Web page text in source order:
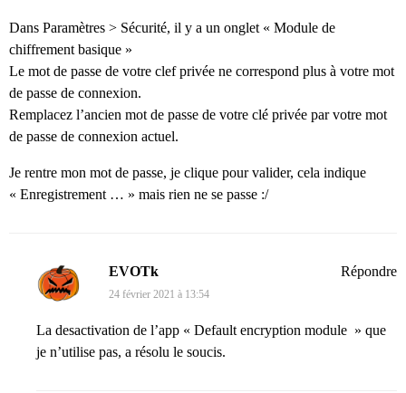
Dans Paramètres > Sécurité, il y a un onglet « Module de
chiffrement basique »
Le mot de passe de votre clef privée ne correspond plus à votre mot
de passe de connexion.
Remplacez l’ancien mot de passe de votre clé privée par votre mot
de passe de connexion actuel.
Je rentre mon mot de passe, je clique pour valider, cela indique
« Enregistrement … » mais rien ne se passe :/
EVOTk
24 février 2021 à 13:54
La desactivation de l’app « Default encryption module » que
je n’utilise pas, a résolu le soucis.
Répondre